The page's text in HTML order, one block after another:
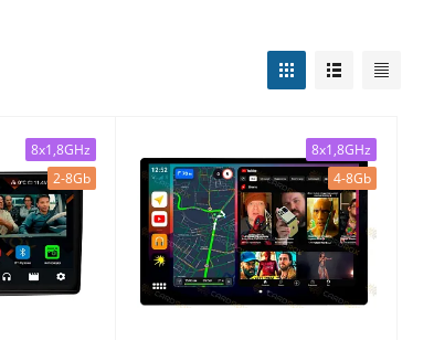
8x1,8GHz
2-8Gb
8x1,8GHz
4-8Gb